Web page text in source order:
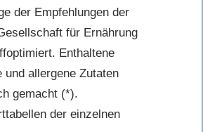
der Empfehlungen der
für Ernährung
Enthaltene
und allergene Zutaten
gemacht (*).
der einzelnen